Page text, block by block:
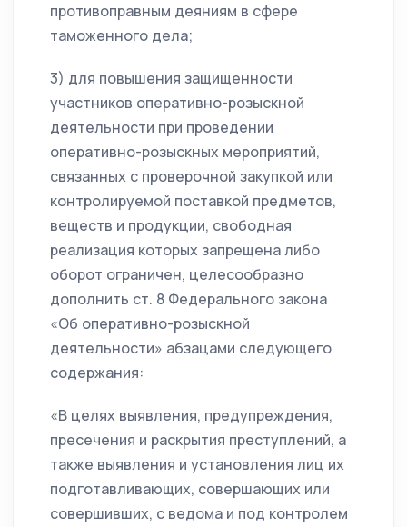
противоправным деяниям в сфере
таможенного дела;
3) для повышения защищенности
участников оперативно-розыскной
деятельности при проведении
оперативно-розыскных мероприятий,
связанных с проверочной закупкой или
контролируемой поставкой предметов,
веществ и продукции, свободная
реализация которых запрещена либо
оборот ограничен, целесообразно
дополнить ст. 8 Федерального закона
«Об оперативно-розыскной
деятельности» абзацами следующего
содержания:
«В целях выявления, предупреждения,
пресечения и раскрытия преступлений, а
также выявления и установления лиц их
подготавливающих, совершающих или
совершивших, с ведома и под контролем